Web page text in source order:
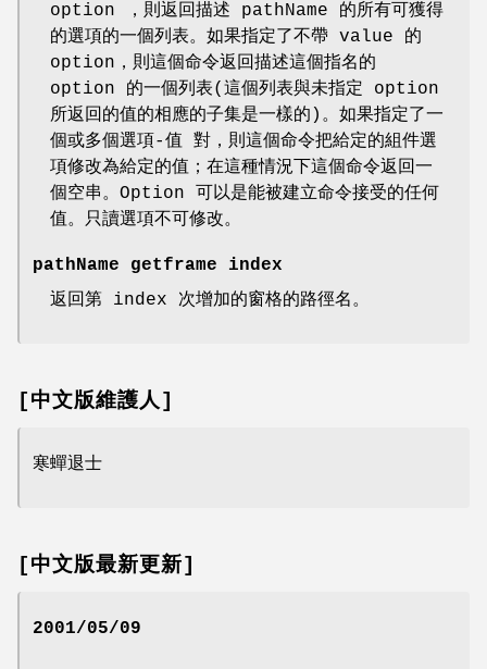
option ，則返回描述 pathName 的所有可獲得
的選項的一個列表。如果指定了不帶 value 的
option，則這個命令返回描述這個指名的
option 的一個列表(這個列表與未指定 option
所返回的值的相應的子集是一樣的)。如果指定了一
個或多個選項-值 對，則這個命令把給定的組件選
項修改為給定的值；在這種情況下這個命令返回一
個空串。Option 可以是能被建立命令接受的任何
值。只讀選項不可修改。
pathName getframe index
返回第 index 次增加的窗格的路徑名。
[中文版維護人]
寒蟬退士
[中文版最新更新]
2001/05/09